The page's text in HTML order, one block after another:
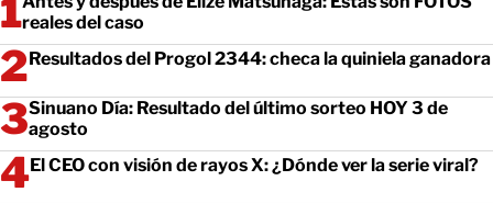
reales del caso
Resultados del Progol 2344: checa la quiniela ganadora
Sinuano Día: Resultado del último sorteo HOY 3 de
agosto
El CEO con visión de rayos X: ¿Dónde ver la serie viral?